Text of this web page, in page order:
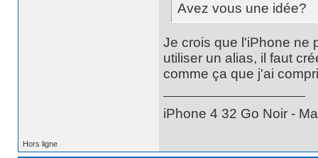
Avez vous une idée?
Je crois que l'iPhone ne
utiliser un alias, il faut
comme ça que j'ai
iPhone 4 32 Go Noir -
Hors ligne